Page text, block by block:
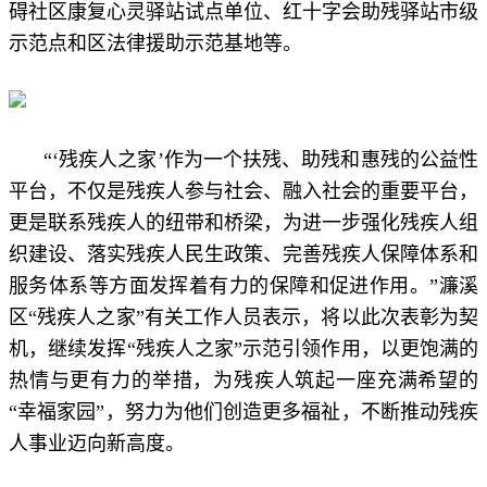
碍社区康复心灵驿站试点单位、红十字会助残驿站市级
示范点和区法律援助示范基地等。
“‘残疾人之家’作为一个扶残、助残和惠残的公益性
平台，不仅是残疾人参与社会、融入社会的重要平台，
更是联系残疾人的纽带和桥梁，为进一步强化残疾人组
织建设、落实残疾人民生政策、完善残疾人保障体系和
服务体系等方面发挥着有力的保障和促进作用。”濂溪
区“残疾人之家”有关工作人员表示，将以此次表彰为契
机，继续发挥“残疾人之家”示范引领作用，以更饱满的
热情与更有力的举措，为残疾人筑起一座充满希望的
“幸福家园”，努力为他们创造更多福祉，不断推动残疾
人事业迈向新高度。